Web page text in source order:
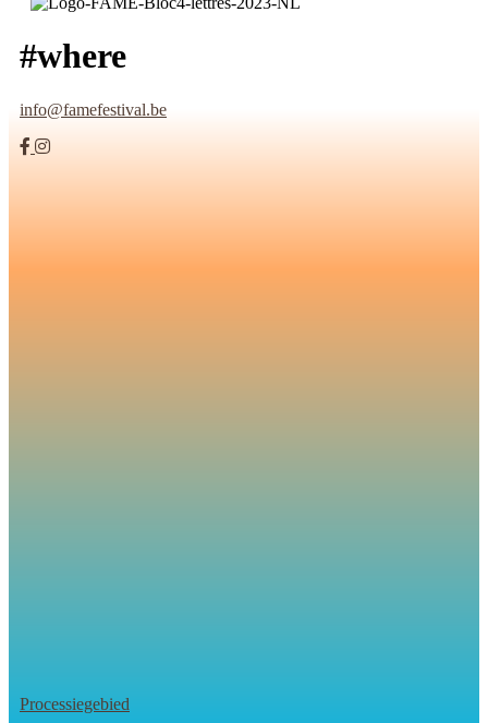
#where
info@famefestival.be
Processiegebied